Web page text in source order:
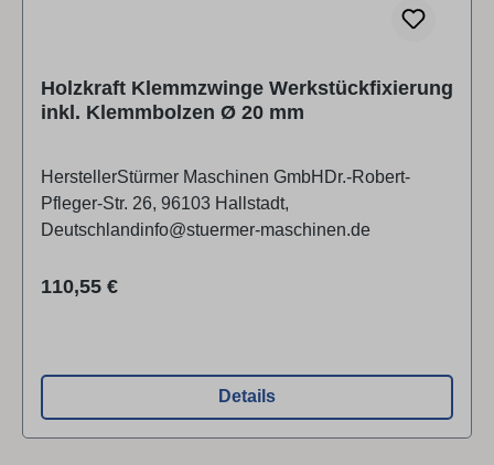
Holzkraft Klemmzwinge Werkstückfixierung
inkl. Klemmbolzen Ø 20 mm
HerstellerStürmer Maschinen GmbHDr.-Robert-
Pfleger-Str. 26, 96103 Hallstadt,
Deutschlandinfo@stuermer-maschinen.de
Regulärer Preis:
110,55 €
Details